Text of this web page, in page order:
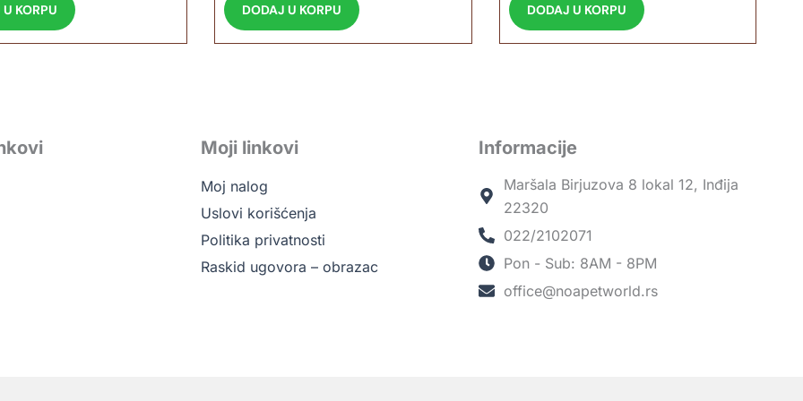
KORPU DODAJ U KORPU DODAJ U KORPU
Moji linkovi
Moj nalog
Uslovi korišćenja
Politika privatnosti
Raskid ugovora – obrazac
Informacije
Maršala Birjuzova 8 lokal 12, Inđija
22320
022/2102071
Pon - Sub: 8AM - 8PM
office@noapetworld.rs